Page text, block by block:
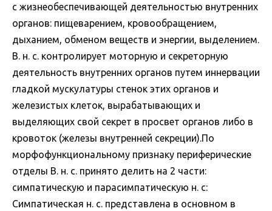
с жизнеобеспечивающей деятельностью внутренних
органов: пищеварением, кровообращением,
дыханием, обменом веществ и энергии, выделением.
В. н. с. контролирует моторную и секреторную
деятельность внутренних органов путем иннервации
гладкой мускулатуры стенок этих органов и
железистых клеток, вырабатывающих и
выделяющих свой секрет в просвет органов либо в
кровоток (железы внутренней секреции).По
морфофункциональному признаку периферические
отделы В. н. с. принято делить на 2 части:
симпатическую и парасимпатическую н. с:
Симпатическая н. с. представлена в основном в